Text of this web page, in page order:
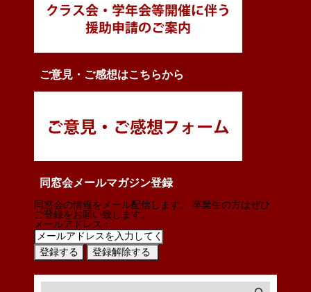
ご意見・ご感想はこちらから
同窓会メールマガジン登録
同窓会の情報をメール配信します。 卒業生の方はぜひ
ご登録をお願い致します。
メールアドレス：